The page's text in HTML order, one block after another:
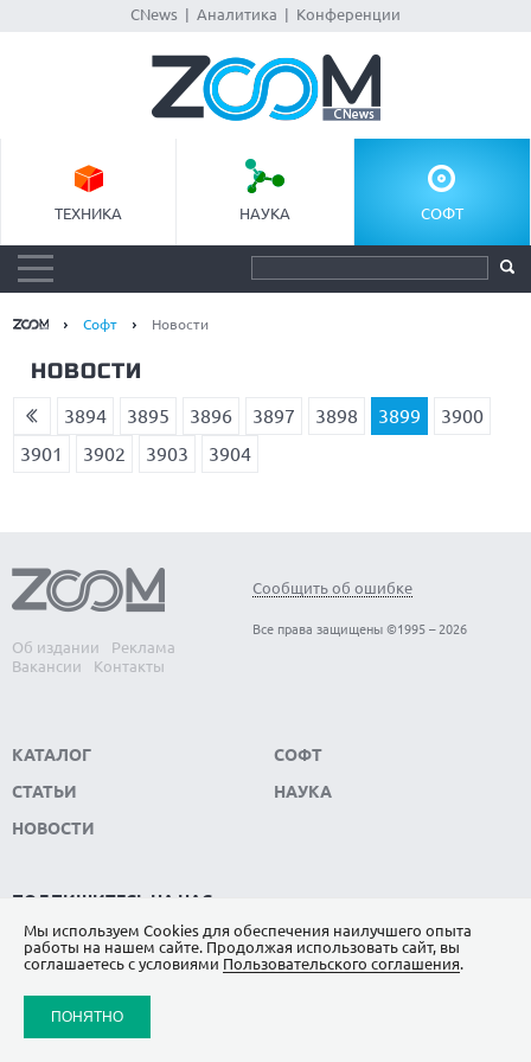
CNews Аналитика Конференции
ТЕХНИКА НАУКА СОФТ
Софт Новости
НОВОСТИ
3894 3895 3896 3897 3898 3899
3900
3901
3902 3903 3904
Об издании
Реклама
Вакансии
Контакты
Сообщить об ошибке
Все права защищены ©1995 – 2026
КАТАЛОГ
СТАТЬИ
НОВОСТИ
СОФТ
НАУКА
ПОДПИШИТЕСЬ НА НАС
ЯНДЕКС.ДЗЕН
Мы используем Сookies для обеспечения наилучшего опыта
работы на нашем сайте. Продолжая использовать сайт, вы
соглашаетесь с условиями Пользовательского соглашения.
ПОНЯТНО